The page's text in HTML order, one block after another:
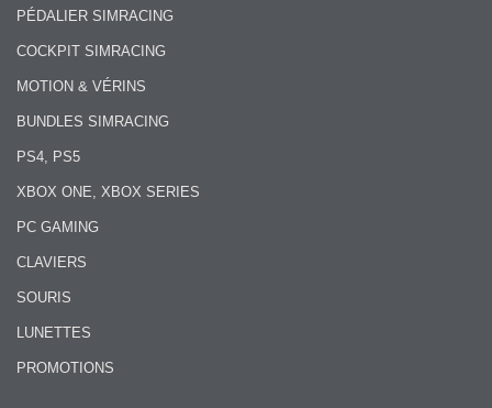
PÉDALIER SIMRACING
COCKPIT SIMRACING
MOTION & VÉRINS
BUNDLES SIMRACING
PS4, PS5
XBOX ONE, XBOX SERIES
PC GAMING
CLAVIERS
SOURIS
LUNETTES
PROMOTIONS